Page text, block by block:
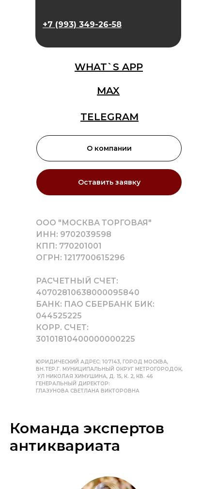
Оставить заявку
О компании
MAX
TELEGRAM
WHAT`S APP
ООО "МОСКВА ТОРГОВАЯ"
ИНН: 9702039598
КПП: 770201001
ОГРН: 1217700615296
РАСЧЕТНЫЙ СЧЕТ:
40702810638000095840
БАНК: ПАО СБЕРБАНК БИК:
044525225
КОРР. СЧЕТ:
30101810400000000225
ЮРИДИЧЕСКИЙ АДРЕС: 107143, ГОРОД МОСКВА,
ВН.ТЕР.Г. МУНИЦИПАЛЬНЫЙ ОКРУГ МЕТРОГОРОДОК,
УЛ НИКОЛАЯ ХИМУШИНА, Д. 15, К. 2, КВ. 46
ГЕНЕРАЛЬНЫЙ ДИРЕКТОР:
ГЛАЗУНОВА СВЕТЛАНА ВИКТОРОВНА
+7 (993) 349-26-58
Команда экспертов
антиквариата